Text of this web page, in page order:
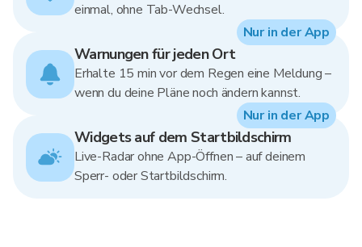
einmal, ohne Tab-Wechsel.
Warnungen für jeden Ort
Erhalte 15 min vor dem Regen eine Meldung –
wenn du deine Pläne noch ändern kannst.
Nur in der App
Widgets auf dem Startbildschirm
Live-Radar ohne App-Öffnen – auf deinem
Sperr- oder Startbildschirm.
Nur in der App